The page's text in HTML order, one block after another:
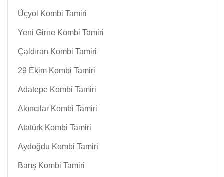
Üçyol Kombi Tamiri
Yeni Girne Kombi Tamiri
Çaldıran Kombi Tamiri
29 Ekim Kombi Tamiri
Adatepe Kombi Tamiri
Akıncılar Kombi Tamiri
Atatürk Kombi Tamiri
Aydoğdu Kombi Tamiri
Barış Kombi Tamiri